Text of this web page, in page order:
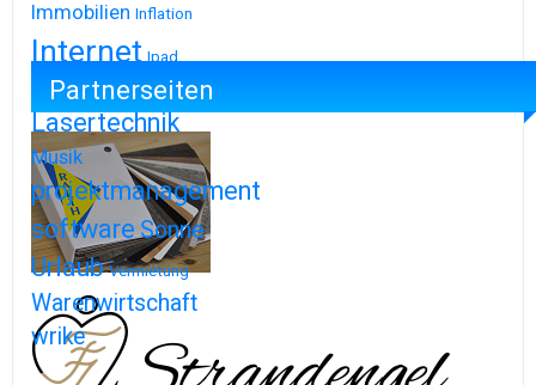
Immobilien Inflation
Internet Ipad
Iphone
Lasertechnik
Musik
projektmanagement
softwareSonne
Urlaub Vermietung
Warenwirtschaft
wrike
Partnerseiten